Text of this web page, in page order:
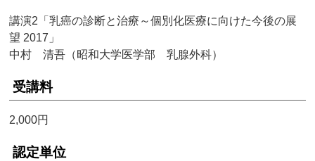
講演2「乳癌の診断と治療～個別化医療に向けた今後の展
望 2017」
中村 清吾（昭和大学医学部 乳腺外科）
受講料
2,000円
認定単位